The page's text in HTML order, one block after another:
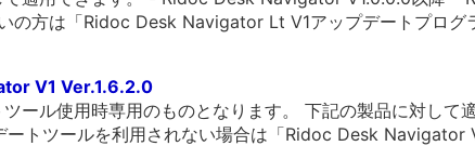
方は「Ridoc Desk Navigator Lt V1アップデートプログ
V1 Ver.1.6.2.0
ール使用時専用のものとなります。 下記の製品に対して
トツールを利用されない場合は「Ridoc Desk Navigator